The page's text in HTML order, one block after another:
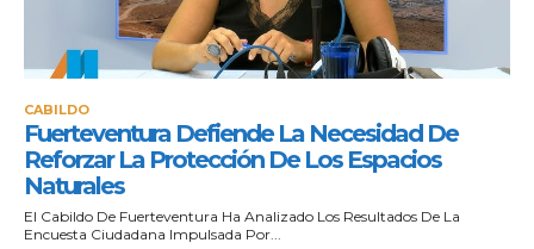
CABILDO
Fuerteventura Defiende La Necesidad De
Reforzar La Protección De Los Espacios
Naturales
El Cabildo De Fuerteventura Ha Analizado Los Resultados De La
Encuesta Ciudadana Impulsada Por...